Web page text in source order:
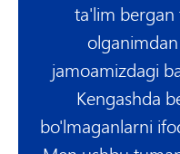
ta'lim
jamoamizdagi
Kengashda
bo'lmaganlarni